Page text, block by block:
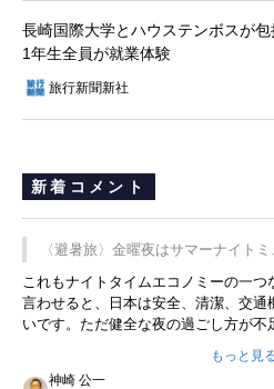
長崎国際大学とハウステンボスが
1年生全員が就業体験
旅行新聞新社
新着コメント
〈避暑旅〉金曜夜はサマーナイト
これもナイトタイムエコノミーの一
言わせると、日本は安全、清潔、交
いです。ただ健全な夜の過ごし方が
ような意味で、金曜夜にこのようなイ
限らず外国人にとっても楽しみが増え
もっと見
神崎 公一